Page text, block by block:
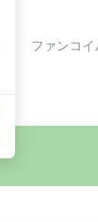
ファンコ